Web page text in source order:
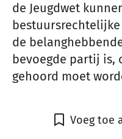
de Jeugdwet
de
bevoegde partij is,
gehoord moet
Voeg toe